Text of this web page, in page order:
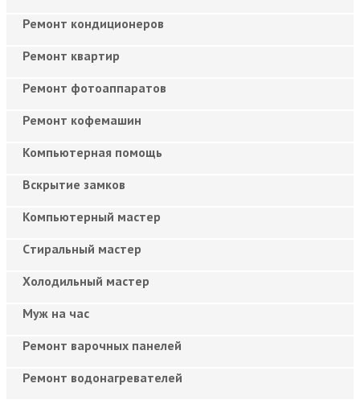
Ремонт кондиционеров
Ремонт квартир
Ремонт фотоаппаратов
Ремонт кофемашин
Компьютерная помощь
Вскрытие замков
Компьютерный мастер
Cтиральный мастер
Холодильный мастер
Муж на час
Ремонт варочных панелей
Ремонт водонагревателей